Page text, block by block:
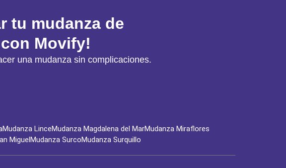
tu mudanza de
Movify!
una mudanza sin complicaciones.
Mudanza LinceMudanza Magdalena del MarMudanza Miraflores
MiguelMudanza SurcoMudanza Surquillo